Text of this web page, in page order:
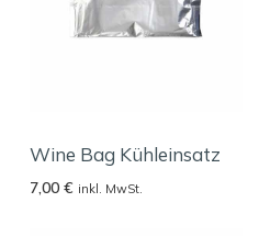
Wine Bag Kühleinsatz
7,00 € inkl. MwSt.